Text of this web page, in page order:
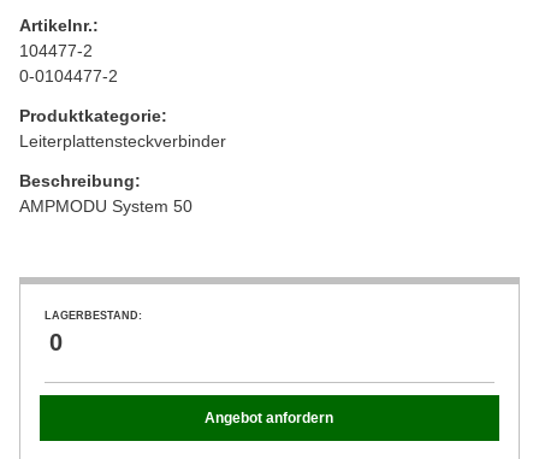
Artikelnr.:
104477-2
0-0104477-2
Produktkategorie:
Leiterplattensteckverbinder
Beschreibung:
AMPMODU System 50
LAGERBESTAND:
0
Angebot anfordern